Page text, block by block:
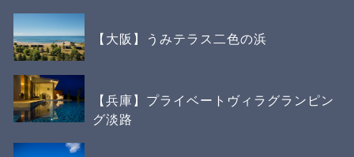
【大阪】うみテラス二色の浜
【兵庫】プライベートヴィラグランピン
グ淡路